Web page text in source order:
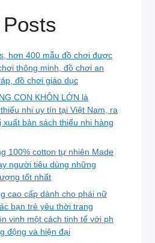
hơn 400 mẫu đồ chơi được
thông minh, đồ chơi an
đồ chơi giáo dục
CON KHÔN LỚN là
nhi uy tín tại Việt Nam, ra
bản sách thiếu nhi hàng
100% cotton tự nhiên Made
người tiêu dùng những
tốt nhất
cao cấp dành cho phái nữ
bạn trẻ yêu thời trang
vinh một cách tinh tế với ph
động và hiện đại